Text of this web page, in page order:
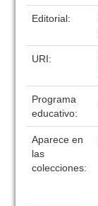
Editorial:
URI:
Programa
educativo:
Aparece en
las
colecciones: